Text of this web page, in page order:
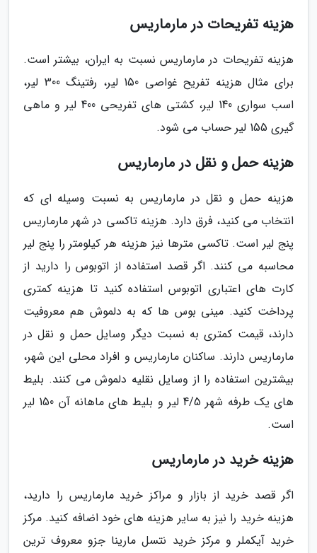
هزینه تفریحات در مارماریس
هزینه تفریحات در مارماریس نسبت به ایران، بیشتر است.
برای مثال هزینه تفریح غواصی 150 لیر، رفتینگ 300 لیر،
اسب سواری 140 لیر، کشتی های تفریحی 400 لیر و ماهی
گیری 155 لیر حساب می شود.
هزینه حمل و نقل در مارماریس
هزینه حمل و نقل در مارماریس به نسبت وسیله ای که
انتخاب می کنید، فرق دارد. هزینه تاکسی در شهر مارماریس
پنج لیر است. تاکسی مترها نیز هزینه هر کیلومتر را پنج لیر
محاسبه می کنند. اگر قصد استفاده از اتوبوس را دارید از
کارت های اعتباری اتوبوس استفاده کنید تا هزینه کمتری
پرداخت کنید. مینی بوس ها که به دلموش هم معروفیت
دارند، قیمت کمتری به نسبت دیگر وسایل حمل و نقل در
مارماریس دارند. ساکنان مارماریس و افراد محلی این شهر،
بیشترین استفاده را از وسایل نقلیه دلموش می کنند. بلیط
های یک طرفه شهر 4/5 لیر و بلیط های ماهانه آن 150 لیر
است.
هزینه خرید در مارماریس
اگر قصد خرید از بازار و مراکز خرید مارماریس را دارید،
هزینه خرید را نیز به سایر هزینه های خود اضافه کنید. مرکز
خرید آیکملر و مرکز خرید نتسل مارینا جزو معروف ترین